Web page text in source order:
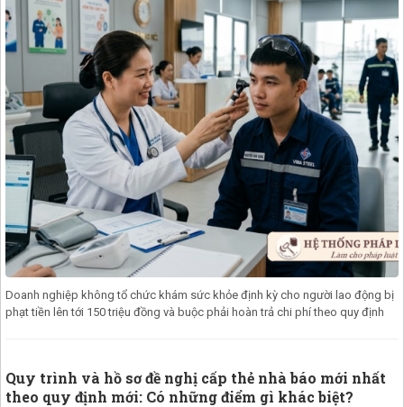
Doanh nghiệp không tổ chức khám sức khỏe định kỳ cho người lao động bị
phạt tiền lên tới 150 triệu đồng và buộc phải hoàn trả chi phí theo quy định
Quy trình và hồ sơ đề nghị cấp thẻ nhà báo mới nhất
theo quy định mới: Có những điểm gì khác biệt?